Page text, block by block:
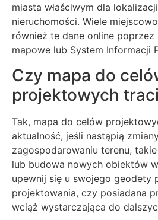
miasta właściwym dla
nieruchomości. Wiele
również te dane online poprzez
mapowe lub System Informacji
Czy mapa do
projektowych
Tak, mapa do celów
aktualność, jeśli nastąpią
zagospodarowaniu terenu, takie
lub budowa nowych obiektów
upewnij się u swojego geodety
projektowania, czy posiadana
wciąż wystarczająca do